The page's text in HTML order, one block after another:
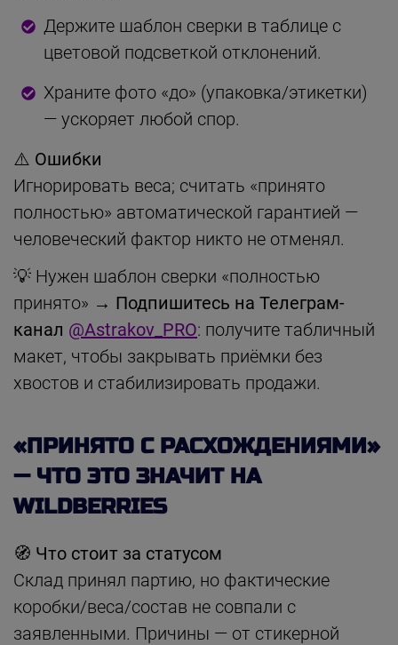
Держите шаблон сверки в таблице с
цветовой подсветкой отклонений.
Храните фото «до» (упаковка/этикетки)
— ускоряет любой спор.
⚠️ Ошибки
Игнорировать веса; считать «принято
полностью» автоматической гарантией —
человеческий фактор никто не отменял.
💡 Нужен шаблон сверки «полностью
принято» → Подпишитесь на Телеграм-
канал @Astrakov_PRO: получите табличный
макет, чтобы закрывать приёмки без
хвостов и стабилизировать продажи.
«ПРИНЯТО С РАСХОЖДЕНИЯМИ»
— ЧТО ЭТО ЗНАЧИТ НА
WILDBERRIES
🧭 Что стоит за статусом
Склад принял партию, но фактические
коробки/веса/состав не совпали с
заявленными. Причины — от стикерной